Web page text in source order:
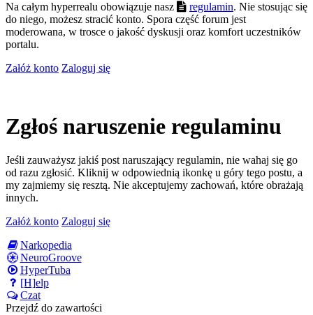
Na całym hyperrealu obowiązuje nasz regulamin. Nie stosując się
do niego, możesz stracić konto. Spora część forum jest
moderowana, w trosce o jakość dyskusji oraz komfort uczestników
portalu.
Załóż konto Zaloguj się
Zgłoś naruszenie regulaminu
Jeśli zauważysz jakiś post naruszający regulamin, nie wahaj się go
od razu zgłosić. Kliknij w odpowiednią ikonkę u góry tego postu, a
my zajmiemy się resztą. Nie akceptujemy zachowań, które obrażają
innych.
Załóż konto Zaloguj się
Narkopedia
NeuroGroove
HyperTuba
[H]elp
Czat
Przejdź do zawartości